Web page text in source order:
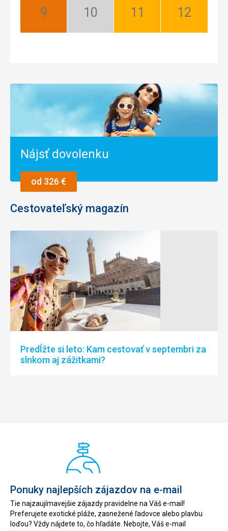
September:
Október:
November:
December:
Nájsť dovolenku
od 326 €
Cestovateľský magazín
Predĺžte si leto: Kam cestovať v septembri za
slnkom aj zážitkami?
Ponuky najlepších zájazdov na e-mail
Tie najzaujímavejšie zájazdy pravidelne na Váš e-mail!
Preferujete exotické pláže, zasnežené ľadovce alebo plavbu
loďou? Vždy nájdete to, čo hľadáte. Nebojte, Váš e-mail